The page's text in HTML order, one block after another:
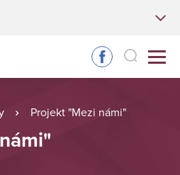
Projekt "Mezi námi"